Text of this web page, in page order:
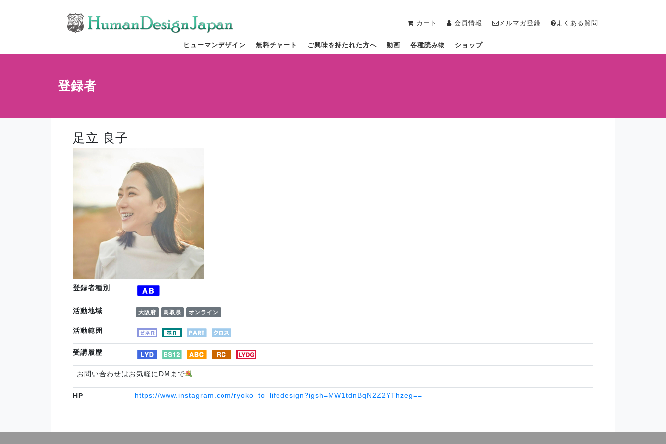
カート 会員情報 メルマガ登録 よくある質問
ヒューマンデザイン 無料チャート ご興味を持たれた方へ 動画 各種読み物 ショップ
登録者
足立 良子
登録者種別
活動地域 大阪府 鳥取県 オンライン
活動範囲
受講履歴
お問い合わせはお気軽にDMまで
HP https://www.instagram.com/ryoko_to_lifedesign?igsh=MW1tdnBqN2Z2YThzeg==